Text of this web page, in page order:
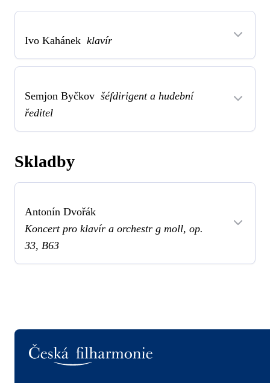
Ivo Kahánek klavír
Semjon Byčkov šéfdirigent a hudební
ředitel
Skladby
Antonín Dvořák
Koncert pro klavír a orchestr g moll, op.
33, B63